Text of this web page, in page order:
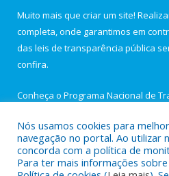
Muito mais que criar um site!
completa, onde garantimos em
das leis de transparência pública
confira.
Conheça o Programa Nacional de
Todos os direitos reservados a
Nós usamos cookies para
navegação no portal. Ao utilizar
concorda com a política de
Para ter mais informações